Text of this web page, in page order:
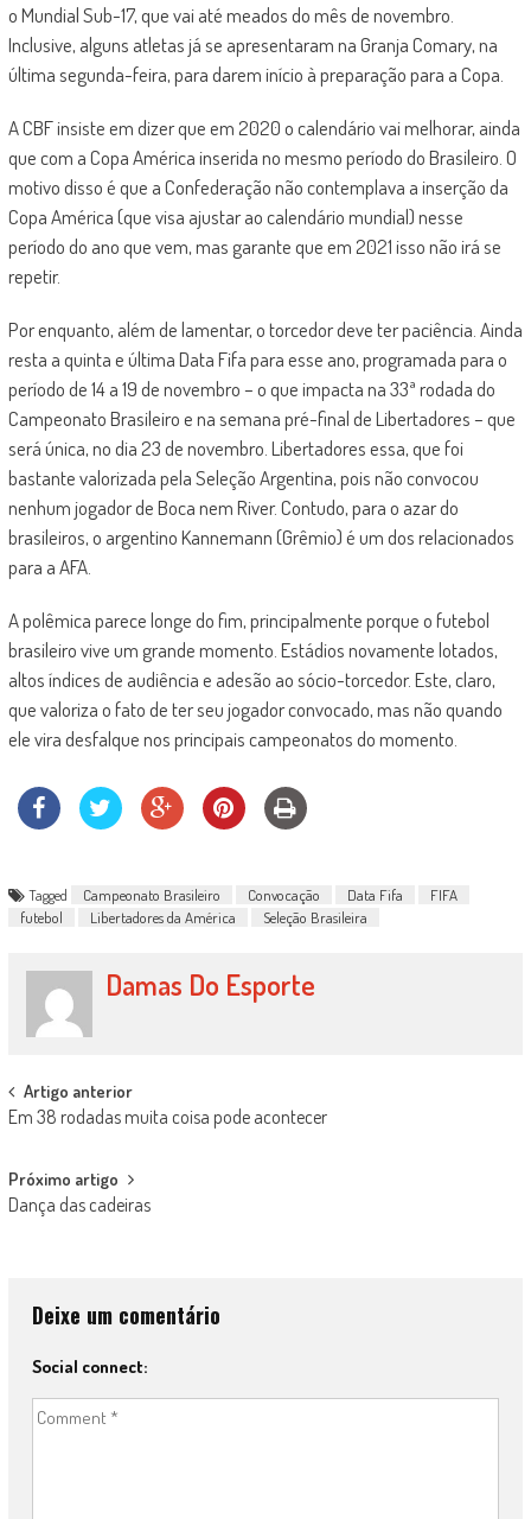
o Mundial Sub-17, que vai até meados do mês de novembro.
Inclusive, alguns atletas já se apresentaram na Granja Comary, na
última segunda-feira, para darem início à preparação para a Copa.
A CBF insiste em dizer que em 2020 o calendário vai melhorar, ainda
que com a Copa América inserida no mesmo período do Brasileiro. O
motivo disso é que a Confederação não contemplava a inserção da
Copa América (que visa ajustar ao calendário mundial) nesse
período do ano que vem, mas garante que em 2021 isso não irá se
repetir.
Por enquanto, além de lamentar, o torcedor deve ter paciência. Ainda
resta a quinta e última Data Fifa para esse ano, programada para o
período de 14 a 19 de novembro – o que impacta na 33ª rodada do
Campeonato Brasileiro e na semana pré-final de Libertadores – que
será única, no dia 23 de novembro. Libertadores essa, que foi
bastante valorizada pela Seleção Argentina, pois não convocou
nenhum jogador de Boca nem River. Contudo, para o azar do
brasileiros, o argentino Kannemann (Grêmio) é um dos relacionados
para a AFA.
A polêmica parece longe do fim, principalmente porque o futebol
brasileiro vive um grande momento. Estádios novamente lotados,
altos índices de audiência e adesão ao sócio-torcedor. Este, claro,
que valoriza o fato de ter seu jogador convocado, mas não quando
ele vira desfalque nos principais campeonatos do momento.
Tagged Campeonato Brasileiro Convocação Data Fifa
FIFA
futebol
Libertadores da América Seleção Brasileira
Damas Do Esporte
Post
navigation
Artigo anterior
Em 38 rodadas muita coisa pode acontecer
Próximo artigo
Dança das cadeiras
Deixe um comentário
Social connect: